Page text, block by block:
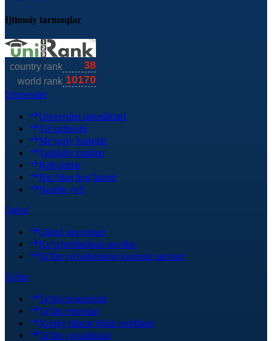
Ijtimoiy tarmoqlar
Universitet
Universitet ustunliklari
Yil sarhisobi
Me'yoriy hujjatlar
Tashkiliy tuzilma
Rekvizitlar
Biz bilan bog’lanish
Nordik yo'li
Qabul
Qabul jarayonlari
Ko’p beriladigan savollar
Ta'lim yo'nalishining kontrakt narxlari
Ta'lim
Ta'lim bosqichlari
Ta'lim resurslari
Xorijiy tillarni bilish sertifikati
Ta'lim yo'nalishlari